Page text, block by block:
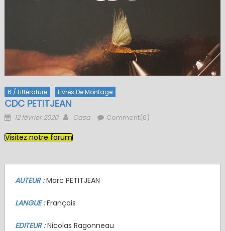
6 / Littérature Livres De Montage
CDC PETITJEAN
Posted
12 février 2020 Author
Casa Comment(0)
Visitez notre forum
AUTEUR :Marc PETITJEAN
LANGUE :Français
EDITEUR :Nicolas Ragonneau